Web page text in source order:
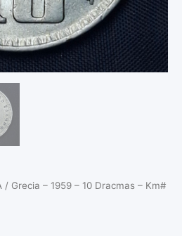
/ Grecia – 1959 – 10 Dracmas – Km#